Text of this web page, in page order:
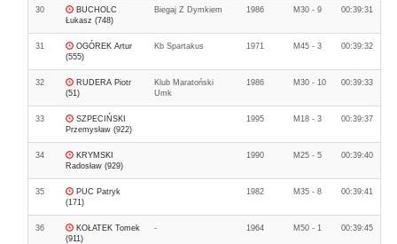
30
BUCHOLC
Łukasz (748)
Biegaj Z Dymkiem 1986 M30 - 9 00:39:31
31
OGÓREK Artur
(555)
Kb Spartakus 1971 M45 - 3 00:39:32
32
RUDERA Piotr
(51)
Klub Maratoński
Umk
1986 M30 - 10 00:39:33
33
SZPECIŃSKI
Przemysław (922)
1995 M18 - 3 00:39:37
34
KRYMSKI
Radosław (929)
1990 M25 - 5 00:39:40
35
PUC Patryk
(171)
1982 M35 - 8 00:39:41
36
KOŁATEK Tomek
(911)
- 1964 M50 - 1 00:39:45